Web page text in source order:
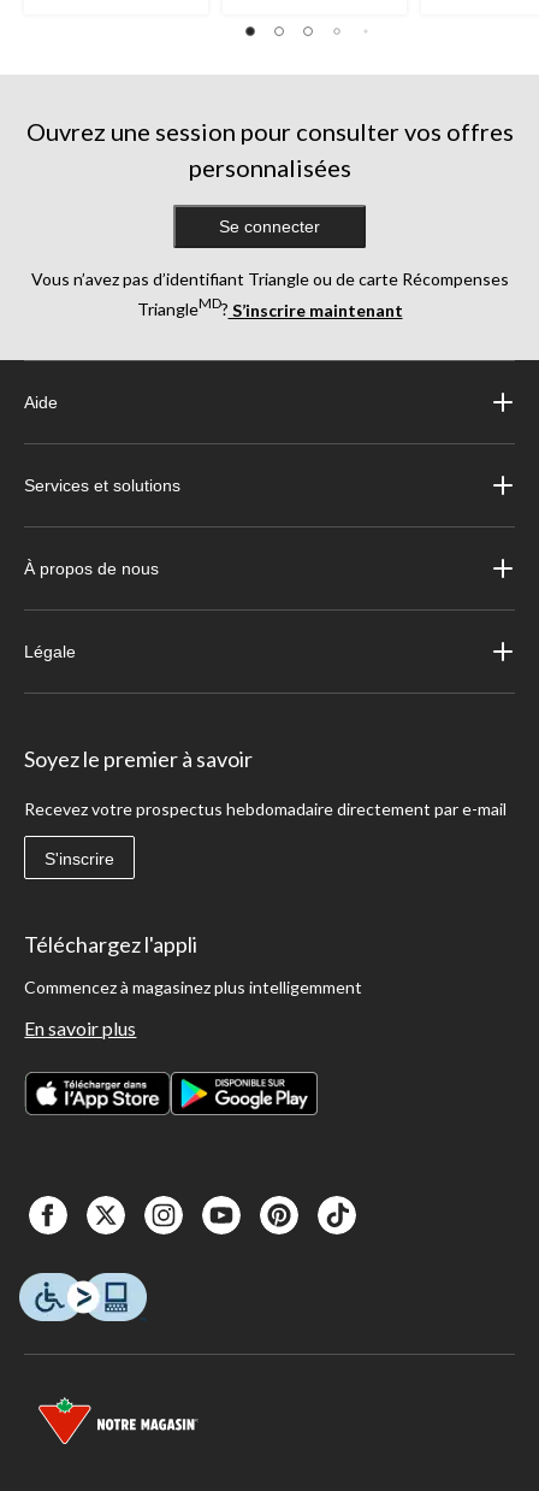
Ouvrez une session pour consulter vos offres
personnalisées
Se connecter
Vous n’avez pas d’identifiant Triangle ou de carte Récompenses
TriangleMD? S’inscrire maintenant
Aide
Services et solutions
À propos de nous
Légale
Soyez le premier à savoir
Recevez votre prospectus hebdomadaire directement par e-mail
S'inscrire
Téléchargez l'appli
Commencez à magasinez plus intelligemment
En savoir plus